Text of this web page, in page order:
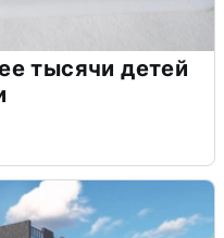
тысячи детей